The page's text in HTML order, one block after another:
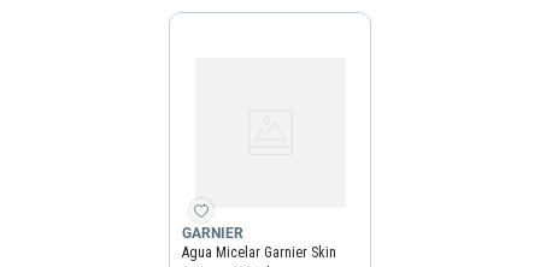
GARNIER
Agua Micelar Garnier Skin